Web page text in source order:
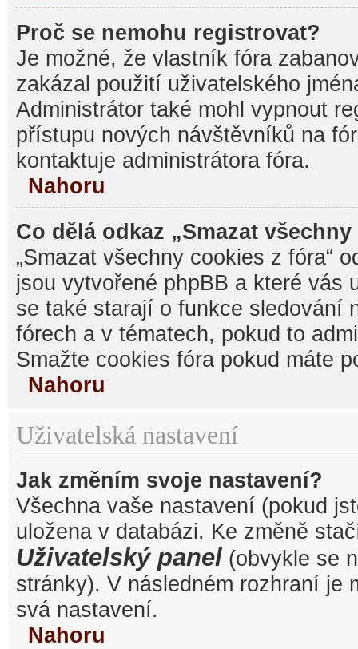
Proč se nemohu registrovat?
Je možné, že vlastník fóra
zakázal použití uživatelského
Administrátor také mohl vypnout
přístupu nových návštěvníků na
kontaktuje administrátora fóra.
Nahoru
Co dělá odkaz „Smazat
„Smazat všechny cookies z fóra“
jsou vytvořené phpBB a které vás
se také starají o funkce sledování
fórech a v tématech, pokud to
Smažte cookies fóra pokud máte
Nahoru
Uživatelská nastavení
Jak změním svoje nastavení?
Všechna vaše nastavení (pokud
uložena v databázi. Ke změně
Uživatelský panel (obvykle se
stránky). V následném rozhraní je
svá nastavení.
Nahoru